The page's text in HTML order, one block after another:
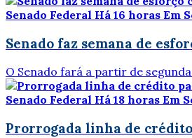
Senado Federal Há 16 horas Em
Senado faz semana de
O Senado fará a partir de
Senado Federal Há 18 horas Em
Prorrogada linha de